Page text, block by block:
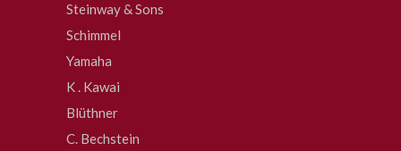
Steinway & Sons
Schimmel
Yamaha
K . Kawai
Blüthner
C. Bechstein